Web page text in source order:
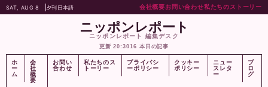
SAT, AUG 8 夕刊日本語 会社概要お問い合わせ私たちのストーリー
ニッポンレポート
ニッポンレポート 編集デスク
更新 20:3016 本日の記事
ホ
ー
ム
会
社
概
要
お問い
合わせ
私たちのス
トーリー
プライバシ
ーポリシー
クッキー
ポリシー
ニュー
スレタ
ー
ブ
ロ
グ